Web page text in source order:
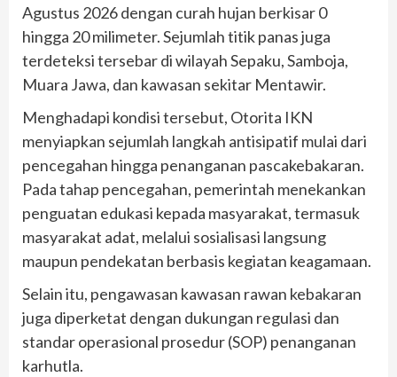
Agustus 2026 dengan curah hujan berkisar 0
hingga 20 milimeter. Sejumlah titik panas juga
terdeteksi tersebar di wilayah Sepaku, Samboja,
Muara Jawa, dan kawasan sekitar Mentawir.
Menghadapi kondisi tersebut, Otorita IKN
menyiapkan sejumlah langkah antisipatif mulai dari
pencegahan hingga penanganan pascakebakaran.
Pada tahap pencegahan, pemerintah menekankan
penguatan edukasi kepada masyarakat, termasuk
masyarakat adat, melalui sosialisasi langsung
maupun pendekatan berbasis kegiatan keagamaan.
Selain itu, pengawasan kawasan rawan kebakaran
juga diperketat dengan dukungan regulasi dan
standar operasional prosedur (SOP) penanganan
karhutla.